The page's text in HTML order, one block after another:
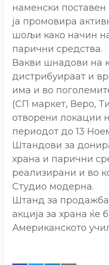
наменски
ја промовира
шољи како начин
парични средства.
Вакви шнадови на
дистрибуираат и
има и во
(СП маркет, Веро,
отворени локации
периодот до 13
Штандови за
храна и парични
реализирани и во
Студио модерна.
Штанд за
акција за храна ќе
Американското